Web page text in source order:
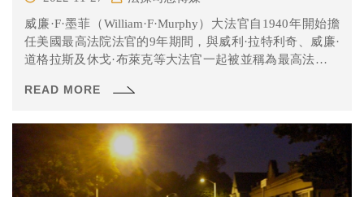
威廉·F·墨菲（William·F·Murphy）大法官自1940年開始擔
任美國最高法院法官的9年期間，與威利·拉特利奇、威廉·
道格拉斯及休戈·布萊克等大法官一起被並稱為最高法院自
樣，他一直都認為任何人民都不能因為種族、宗教信仰或
READ MORE